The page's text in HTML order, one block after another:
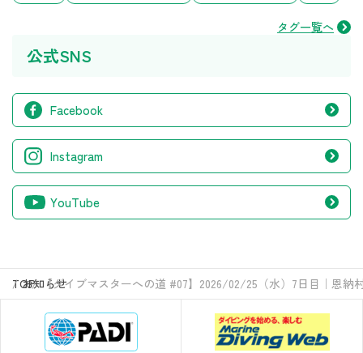
タグ一覧へ
公式SNS
Facebook
Instagram
YouTube
TOP
お知らせ
【ダイブマスターへの道 #07】2026/02/25（水）7日目｜恩